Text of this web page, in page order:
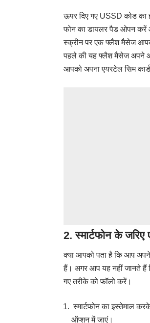
ऊपर दिए गए USSD कोड का
फोन का डायलर पैड ओपन करें
स्क्रीन पर एक फ्लैश मैसेज
पहले की यह फ्लैश मैसेज अपने
आपको अपना एयरटेल सिम
2. स्मार्टफोन के
क्या आपको पता है कि आप
हैं। अगर आप यह नहीं जानते हैं
गए तरीके को फॉलो करें।
स्मार्टफोन का इस्तेमाल
ऑप्शन में जाएं।